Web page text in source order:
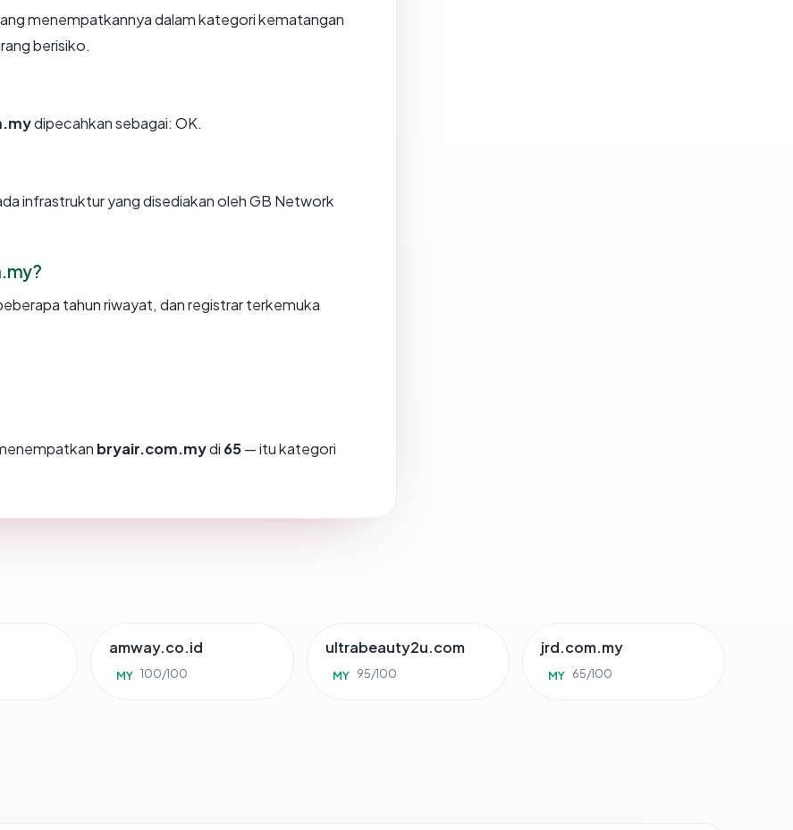
menempatkannya dalam kategori kematangan
berisiko.
dipecahkan sebagai: OK.
infrastruktur yang disediakan oleh GB Network
tahun riwayat, dan registrar terkemuka
bryair.com.mydi 65— itu kategori
amway.co.id
MY 100/100
ultrabeauty2u.com
MY 95/100
jrd.com.my
MY 65/100